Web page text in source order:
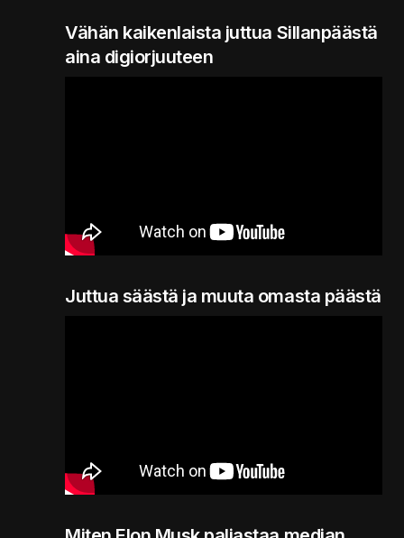
Vähän kaikenlaista juttua Sillanpäästä
aina digiorjuuteen
Juttua säästä ja muuta omasta päästä